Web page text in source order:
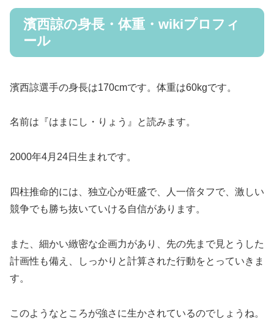
濱西諒の身長・体重・wikiプロフィ
ール
濱西諒選手の身長は170cmです。体重は60kgです。
名前は『はまにし・りょう』と読みます。
2000年4月24日生まれです。
四柱推命的には、独立心が旺盛で、人一倍タフで、激しい
競争でも勝ち抜いていける自信があります。
また、細かい緻密な企画力があり、先の先まで見とうした
計画性も備え、しっかりと計算された行動をとっていきま
す。
このようなところが強さに生かされているのでしょうね。